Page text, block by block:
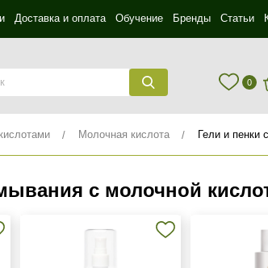
Доставка и оплата Обучение Бренды Статьи
0
Молочная кислота Гели и пенки
с молочной